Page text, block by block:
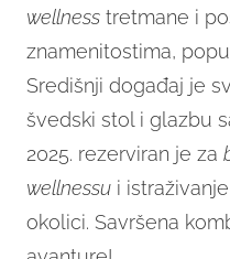
wellness tretmane i
znamenitostima,
Središnji događaj je
švedski stol i glazbu
2025. rezerviran je za
wellnessu i
okolici. Savršena